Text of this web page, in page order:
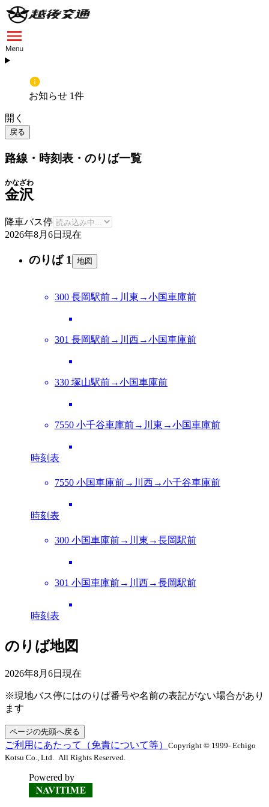
お知らせ 1件
開く
戻る
路線・時刻表・のりば一覧
金沢
かなざわ
降車バス停
2026年8月6日 現在
のりば 1 地図
300 長岡駅前→川東→小国車庫前
301 長岡駅前→川西→小国車庫前
330 塚山駅前→小国車庫前
7550 小千谷車庫前→川東→小国車庫前
時刻表
7550 小国車庫前→川西→小千谷車庫前
時刻表
300 小国車庫前→川東→長岡駅前
301 小国車庫前→川西→長岡駅前
時刻表
のりば地図
2026年8月6日 現在
※現地バス停にはのりば番号や名前の表記がない場合があり
ます
ページの先頭へ戻る
ご利用にあたって（免責について等） Copyright © 1999- Echigo
Kotsu Co., Ltd. All Rights Reserved.
Powered by